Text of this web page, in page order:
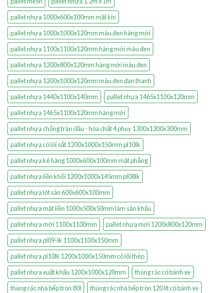
pallet nhựa 1000x600x100mm mặt kín
pallet nhựa 1000x1000x120mm màu đen hàng mới
pallet nhựa 1100x1100x120mm hàng mới màu đen
pallet nhựa 1200x800x120mm hàng mới màu đen
pallet nhựa 1200x1000x120mm màu đen đan thanh
pallet nhựa 1440x1100x140mm
pallet nhựa 1465x1100x120mm
pallet nhựa 1465x1100x120mm hàng mới
pallet nhựa chống tràn dầu - hóa chất 4 phuy 1300x1300x300mm
pallet nhựa có lõi sắt 1200x1000x150mm pl10lk
pallet nhựa kê hàng 1000x600x100mm mặt phẳng
pallet nhựa liền khối 1200x1000x145mm pl08lk
pallet nhựa lót sàn 600x600x100mm
pallet nhựa mặt liền 1000x500x50mm làm sân khấu
pallet nhựa mới 1100x1100mm
pallet nhựa mới 1200x800x120mm
pallet nhựa pl09-lk 1100x1100x150mm
pallet nhựa pl10lk 1200x1000x150mm có lõi thép
pallet nhựa xuất khẩu 1200x1000x120mm
thùng rác có bánh xe
thùng rác nhà bếp tròn 80l
thùng rác nhà bếp tròn 120 lít có bánh xe